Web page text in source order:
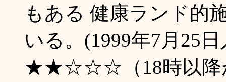
もある 健康ランド的
いる。(1999年7月25
★★☆☆☆（18時以降